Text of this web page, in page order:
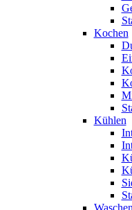
Kochen
Kühlen
Waschen